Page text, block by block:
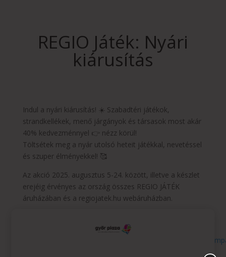
REGIO Játék: Nyári
kiárusítás
Indul a nyári kiárusítás! ☀️ Szabadtéri játékok,
strandkellékek, menő járgányok és társasok most akár
40% kedvezménnyel 👉 nézz körül!
Töltsétek meg a nyár utolsó heteit játékkal, nevetéssel
és szuper élményekkel! 🥰
Az akció 2025. augusztus 5-24. között, illetve a készlet
erejéig érvényes az ország összes REGIO JÁTÉK
áruházában és a regiojatek.hu webáruházban.